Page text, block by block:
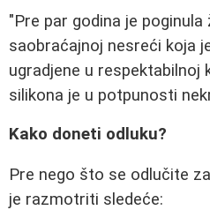
"Pre par godina je poginula
saobraćajnoj nesreći koja
ugradjene u respektabilnoj
silikona je u potpunosti
Kako doneti odluku?
Pre nego što se odlučite
je razmotriti sledeće: